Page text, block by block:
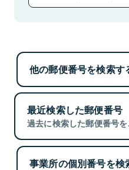
他の郵便番号を検索す
最近検索した郵便番号
過去に検索した郵便番号を
事業所の個別番号を検